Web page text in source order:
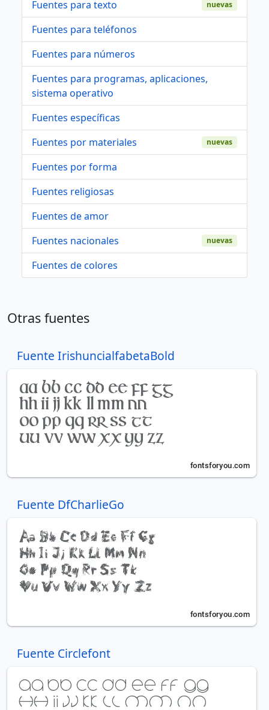
Fuentes para texto
nuevas
Fuentes para teléfonos
Fuentes para números
Fuentes para programas, aplicaciones,
sistema operativo
Fuentes específicas
Fuentes por materiales
nuevas
Fuentes por forma
Fuentes religiosas
Fuentes de amor
Fuentes nacionales
nuevas
Fuentes de colores
Otras fuentes
Fuente IrishuncialfabetaBold
Fuente DfCharlieGo
Fuente Circlefont